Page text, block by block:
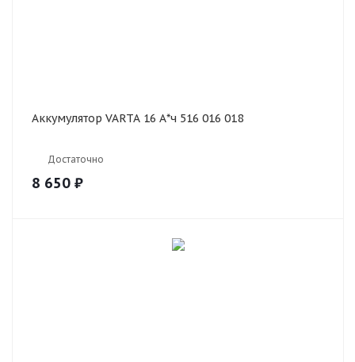
Аккумулятор VARTA 16 А*ч 516 016 018
Достаточно
8 650 ₽